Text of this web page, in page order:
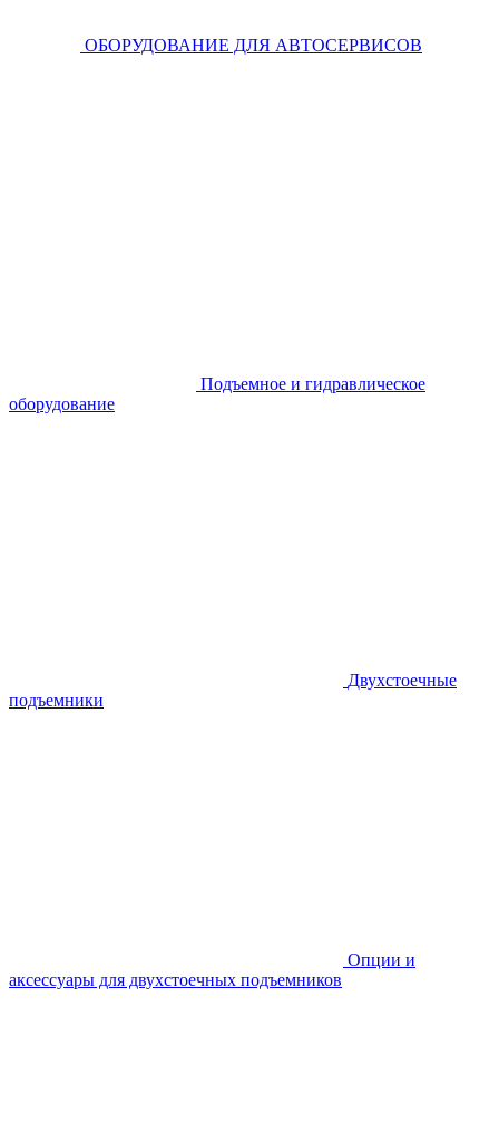
ОБОРУДОВАНИЕ ДЛЯ АВТОСЕРВИСОВ
Подъемное и гидравлическое
оборудование
Двухстоечные
подъемники
Опции и
аксессуары для двухстоечных подъемников